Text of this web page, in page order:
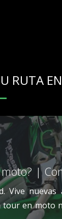
RUTA
|
Vive
en moto